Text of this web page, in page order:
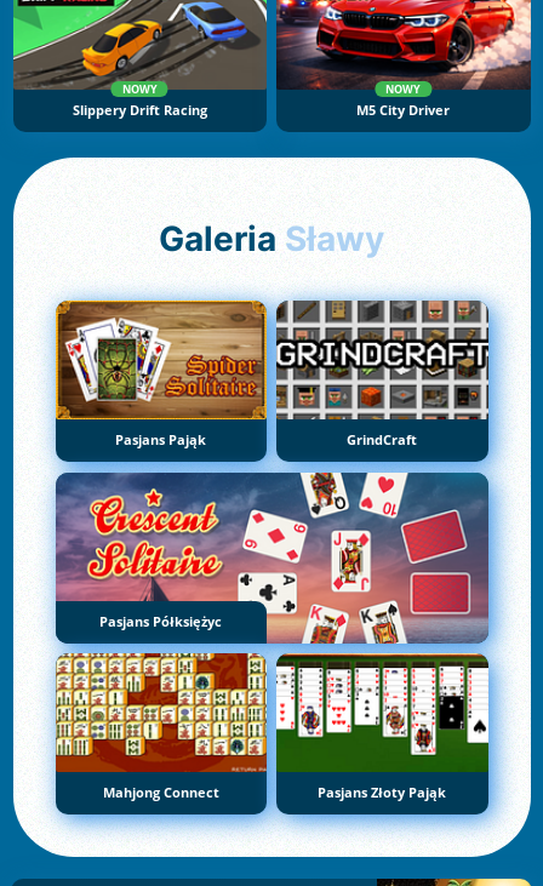
NOWY
Slippery Drift Racing
NOWY
M5 City Driver
Galeria Sławy
Pasjans Pająk GrindCraft
Pasjans Półksiężyc
Mahjong Connect Pasjans Złoty Pająk